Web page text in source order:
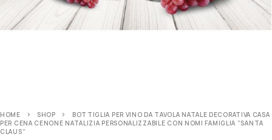
HOME SHOP
BOTTIGLIA PER VINO DA TAVOLA NATALE DECORATIVA CASA
PER CENA CENONE NATALIZIA PERSONALIZZABILE CON NOMI FAMIGLIA ”SANTA
CLAUS”